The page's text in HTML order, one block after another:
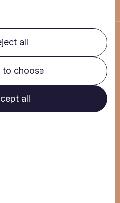
Hipponews
all
to choose
all